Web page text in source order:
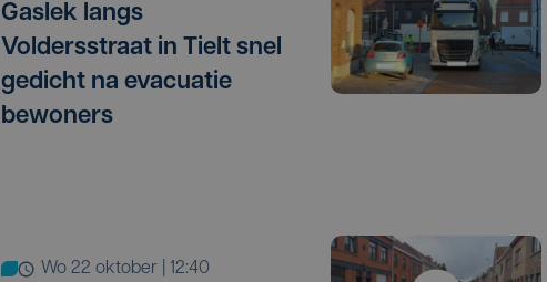
Gaslek langs
Voldersstraat in Tielt snel
gedicht na evacuatie
bewoners
wo 22 oktober | 12:40